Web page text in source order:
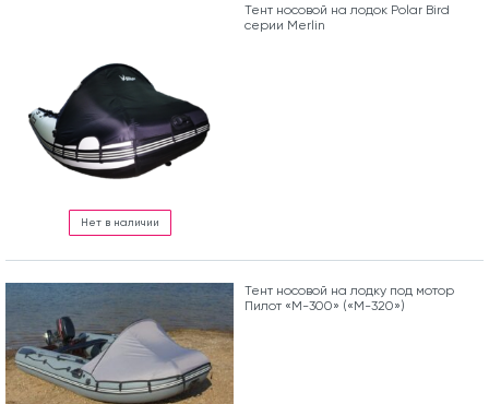
Нет в наличии
Тент носовой на лодок Polar Bird
серии Merlin
Тент носовой на лодку под мотор
Пилот «М-300» («М-320»)